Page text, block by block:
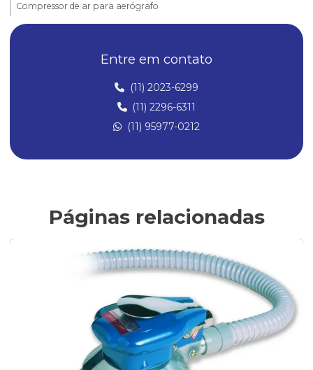
Compressor de ar para aerógrafo
Compressor de ar silencioso para aerografia
Compressor para pistola de pintura
Compressores para aerografia
Compressores de ar Direto
Conexões Instantâneas
Conexões de latão para ar comprimido
Filtro de ar para compressor
Filtro lubrificante para compressor
Entre em contato
(11) 2023-6299
(11) 2296-6311
(11) 95977-0212
Páginas relacionadas